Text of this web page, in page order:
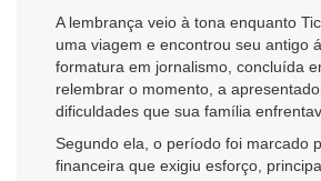
A lembrança veio à tona enquanto
uma viagem e encontrou seu antigo
formatura em jornalismo, concluída
relembrar o momento, a
dificuldades que sua família
Segundo ela, o período foi marcado
financeira que exigiu esforço,